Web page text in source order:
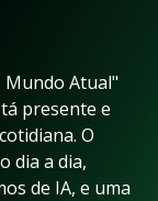
Mundo Atual"
presente e
O
dia a dia,
de IA, e uma